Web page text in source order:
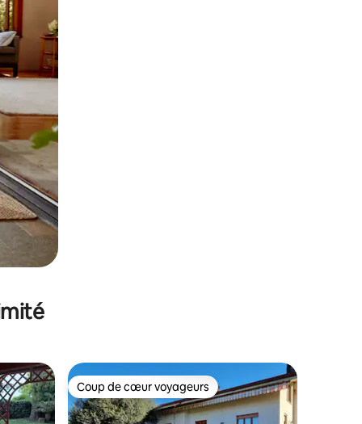
appréciés Coup de cœur voyageurs
Coup de cœur voyageurs